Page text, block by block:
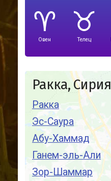
Овен Телец
Ракка, Сирия
Ракка
Эс-Саура
Абу-Хаммад
Ганем-эль-Али
Зор-Шаммар